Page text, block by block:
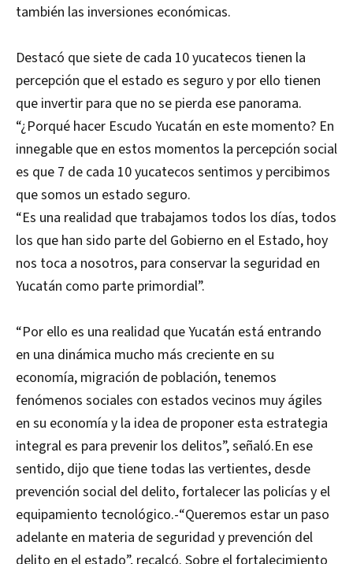
también las inversiones económicas.
Destacó que siete de cada 10 yucatecos tienen la
percepción que el estado es seguro y por ello tienen
que invertir para que no se pierda ese panorama.
“¿Porqué hacer Escudo Yucatán en este momento? En
innegable que en estos momentos la percepción social
es que 7 de cada 10 yucatecos sentimos y percibimos
que somos un estado seguro.
“Es una realidad que trabajamos todos los días, todos
los que han sido parte del Gobierno en el Estado, hoy
nos toca a nosotros, para conservar la seguridad en
Yucatán como parte primordial”.
“Por ello es una realidad que Yucatán está entrando
en una dinámica mucho más creciente en su
economía, migración de población, tenemos
fenómenos sociales con estados vecinos muy ágiles
en su economía y la idea de proponer esta estrategia
integral es para prevenir los delitos”, señaló.En ese
sentido, dijo que tiene todas las vertientes, desde
prevención social del delito, fortalecer las policías y el
equipamiento tecnológico.-“Queremos estar un paso
adelante en materia de seguridad y prevención del